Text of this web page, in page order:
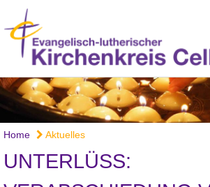
Home Aktuelles
UNTERLÜSS: V